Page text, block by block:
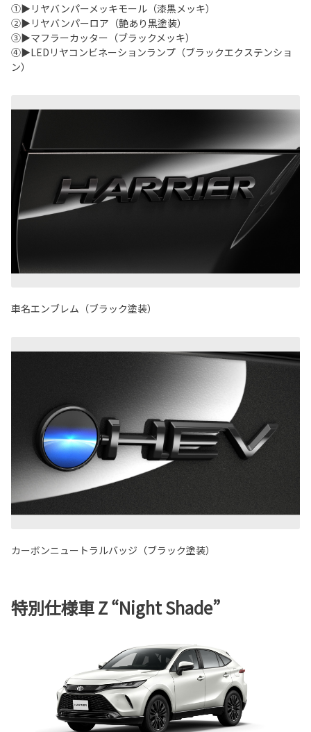
①▶リヤバンパーメッキモール（漆黒メッキ）
②▶リヤバンパーロア（艶あり黒塗装）
③▶マフラーカッター（ブラックメッキ）
④▶LEDリヤコンビネーションランプ（ブラックエクステンショ
ン）
車名エンブレム（ブラック塗装）
カーボンニュートラルバッジ（ブラック塗装）
特別仕様車 Z “Night Shade”